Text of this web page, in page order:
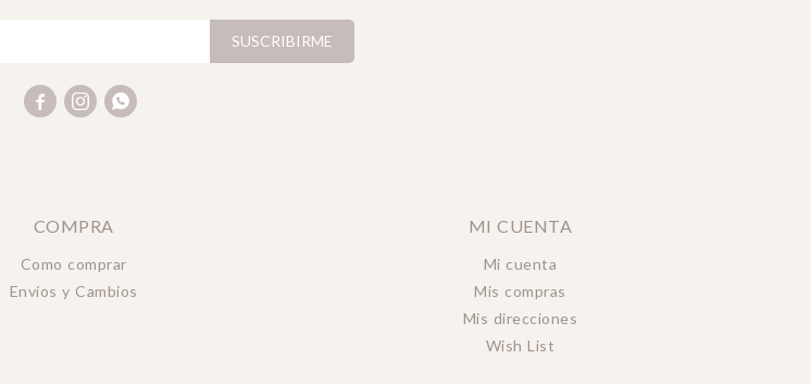
COMPRA
Como comprar
Envíos y Cambios
MI CUENTA
Mi cuenta
Mis compras
Mis direcciones
Wish List
SUSCRIBIRME
  